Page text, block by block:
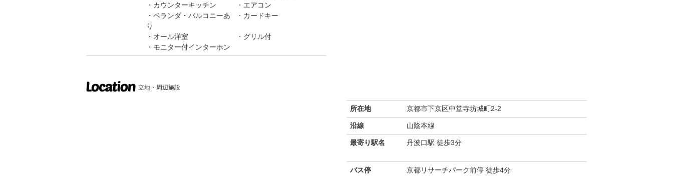
カウンターキッチン
エアコン
ベランダ・バルコニーあ
り
カードキー
オール洋室
グリル付
モニター付インターホン
立地・周辺施設
所在地 京都市下京区中堂寺坊城町2-2
沿線 山陰本線
最寄り駅名 丹波口駅 徒歩3分
バス停 京都リサーチパーク前停 徒歩4分